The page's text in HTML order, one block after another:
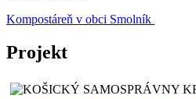
Kompostáreň v obci Smolník
Projekt